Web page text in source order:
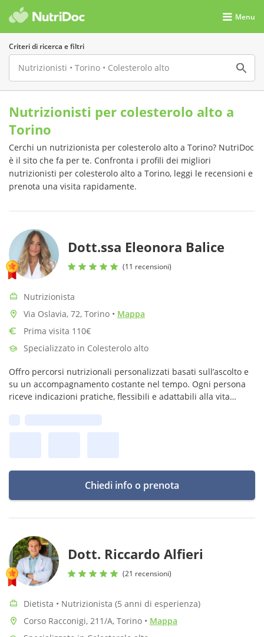
Menu
Criteri di ricerca e filtri
Nutrizionisti per colesterolo alto a
Torino
Cerchi un nutrizionista per colesterolo alto a Torino? NutriDoc
è il sito che fa per te. Confronta i profili dei migliori
nutrizionisti per colesterolo alto a Torino, leggi le recensioni e
prenota una visita rapidamente.
Dott.ssa Eleonora Balice
(11 recensioni)
Nutrizionista
Via Oslavia, 72, Torino • Mappa
Prima visita 110€
Specializzato in Colesterolo alto
Offro percorsi nutrizionali personalizzati basati sull’ascolto e
su un accompagnamento costante nel tempo. Ogni persona
riceve indicazioni pratiche, flessibili e adattabili alla vita
Chiedi info o prenota
Dott. Riccardo Alfieri
(21 recensioni)
Dietista • Nutrizionista (5 anni di esperienza)
Corso Racconigi, 211/A, Torino • Mappa